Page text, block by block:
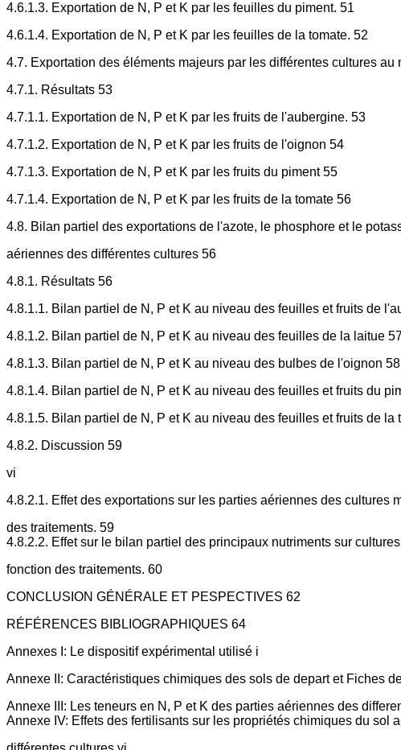
4.6.1.3. Exportation de N, P et K par les feuilles du piment. 51
4.6.1.4. Exportation de N, P et K par les feuilles de la tomate. 52
4.7. Exportation des éléments majeurs par les différentes cultures au
4.7.1. Résultats 53
4.7.1.1. Exportation de N, P et K par les fruits de l'aubergine. 53
4.7.1.2. Exportation de N, P et K par les fruits de l'oignon 54
4.7.1.3. Exportation de N, P et K par les fruits du piment 55
4.7.1.4. Exportation de N, P et K par les fruits de la tomate 56
4.8. Bilan partiel des exportations de l'azote, le phosphore et le
aériennes des différentes cultures 56
4.8.1. Résultats 56
4.8.1.1. Bilan partiel de N, P et K au niveau des feuilles et fruits de
4.8.1.2. Bilan partiel de N, P et K au niveau des feuilles de la laitue
4.8.1.3. Bilan partiel de N, P et K au niveau des bulbes de l'oignon 58
4.8.1.4. Bilan partiel de N, P et K au niveau des feuilles et fruits du
4.8.1.5. Bilan partiel de N, P et K au niveau des feuilles et fruits de la
4.8.2. Discussion 59
vi
4.8.2.1. Effet des exportations sur les parties aériennes des cultures
des traitements. 59
4.8.2.2. Effet sur le bilan partiel des principaux nutriments sur
fonction des traitements. 60
CONCLUSION GÉNÉRALE ET PESPECTIVES 62
RÉFÉRENCES BIBLIOGRAPHIQUES 64
Annexes I: Le dispositif expérimental utilisé i
Annexe II: Caractéristiques chimiques des sols de depart et Fiches
Annexe III: Les teneurs en N, P et K des parties aériennes des
Annexe IV: Effets des fertilisants sur les propriétés chimiques du sol